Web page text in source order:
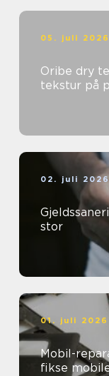
05. juli 2026
Oribe dry
tekstur på
02. juli 2026
Gjeldssanering når gjelden
stor
01. juli 2026
Mobil-
fikse